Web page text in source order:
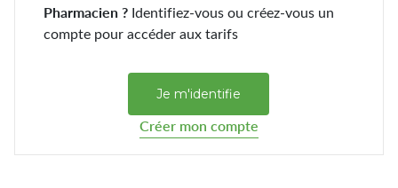
Pharmacien ? Identifiez-vous ou créez-vous un
compte pour accéder aux tarifs
Je m'identifie
Créer mon compte